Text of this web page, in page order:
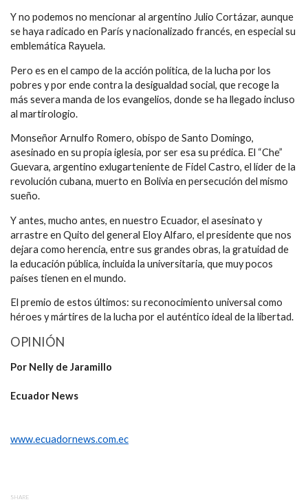
Y no podemos no mencionar al argentino Julio Cortázar, aunque
se haya radicado en París y nacionalizado francés, en especial su
emblemática Rayuela.
Pero es en el campo de la acción política, de la lucha por los
pobres y por ende contra la desigualdad social, que recoge la
más severa manda de los evangelios, donde se ha llegado incluso
al martirologio.
Monseñor Arnulfo Romero, obispo de Santo Domingo,
asesinado en su propia iglesia, por ser esa su prédica. El “Che”
Guevara, argentino exlugarteniente de Fidel Castro, el líder de la
revolución cubana, muerto en Bolivia en persecución del mismo
sueño.
Y antes, mucho antes, en nuestro Ecuador, el asesinato y
arrastre en Quito del general Eloy Alfaro, el presidente que nos
dejara como herencia, entre sus grandes obras, la gratuidad de
la educación pública, incluida la universitaria, que muy pocos
países tienen en el mundo.
El premio de estos últimos: su reconocimiento universal como
héroes y mártires de la lucha por el auténtico ideal de la libertad.
OPINIÓN
Por Nelly de Jaramillo
Ecuador News
www.ecuadornews.com.ec
SHARE